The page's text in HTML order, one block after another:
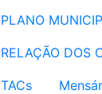
PLANO
RELAÇÃO DOS
TACs